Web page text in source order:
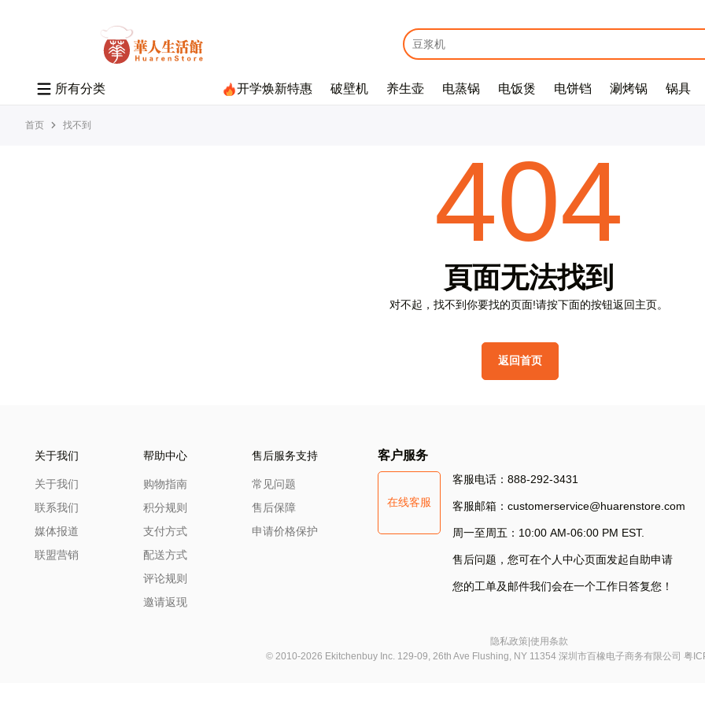
所有分类 开学焕新特惠 破壁机 养生壶 电蒸锅 电饭煲 电饼铛 涮烤锅 锅具
首页 找不到
404
頁面无法找到
对不起 ， 找不到你要找的页面!请按下面的按钮返回主页。
返回首页
关于我们
关于我们
联系我们
媒体报道
联盟营销
帮助中心
购物指南
积分规则
支付方式
配送方式
评论规则
邀请返现
售后服务支持
常见问题
售后保障
申请价格保护
客户服务
在线客服
客服电话：888-292-3431
客服邮箱：customerservice@huarenstore.com
周一至周五：10:00 AM-06:00 PM EST.
售后问题，您可在个人中心页面发起自助申请
您的工单及邮件我们会在一个工作日答复您！
隐私政策 使用条款
© 2010-2026 Ekitchenbuy Inc. 129-09, 26th Ave Flushing, NY 11354 深圳市百橡电子商务有限公司 粤